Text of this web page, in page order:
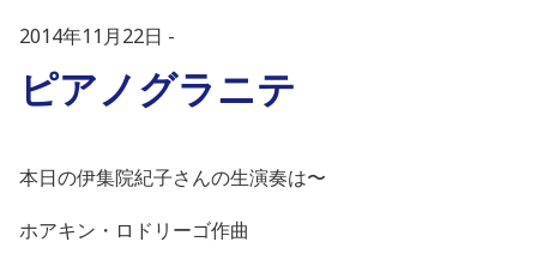
2014年11月22日
ピアノグラニテ
本日の伊集院紀子さんの生演奏は〜
ホアキン・ロドリーゴ作曲